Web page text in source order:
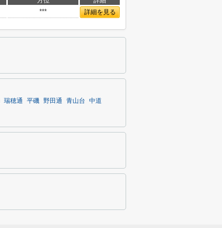
*** 詳細を見る
瑞穂通 平磯 野田通 青山台
中道